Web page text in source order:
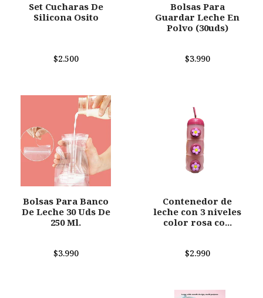
Set Cucharas De
Silicona Osito
$2.500
Bolsas Para
Guardar Leche En
Polvo (30uds)
$3.990
Bolsas Para Banco
De Leche 30 Uds De
250 Ml.
$3.990
Contenedor de
leche con 3 niveles
color rosa co...
$2.990